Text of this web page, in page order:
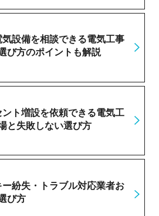
設備を相談できる電気工事
び方のポイントも解説
ト増設を依頼できる電気工
と失敗しない選び方
紛失・トラブル対応業者お
び方